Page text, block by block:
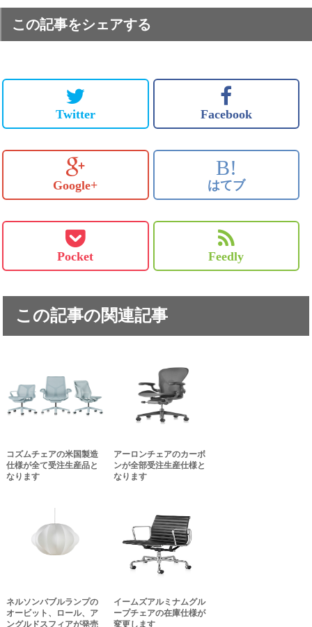
この記事をシェアする
Twitter Facebook
Google+
B!
はてブ
Pocket Feedly
この記事の関連記事
コズムチェアの米国製造
仕様が全て受注生産品と
なります
アーロンチェアのカーボ
ンが全部受注生産仕様と
なります
ネルソンバブルランプの
オービット、ロール、ア
ングルドスフィアが発売
イームズアルミナムグル
ープチェアの在庫仕様が
変更します